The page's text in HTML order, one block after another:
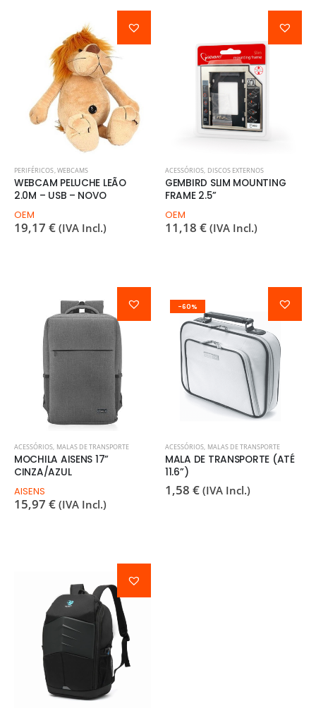
PERIFÉRICOS,WEBCAMS
WEBCAM PELUCHE LEÃO
2.0M – USB – NOVO
OEM
19,17 € (IVA Incl.)
ACESSÓRIOS, DISCOS EXTERNOS
GEMBIRD SLIM MOUNTING
FRAME 2.5”
OEM
11,18 € (IVA Incl.)
ACESSÓRIOS, MALAS DE TRANSPORTE
MOCHILA AISENS 17”
CINZA/AZUL
AISENS
15,97 € (IVA Incl.)
-60%
ACESSÓRIOS, MALAS DE TRANSPORTE
MALA DE TRANSPORTE (ATÉ
11.6”)
1,58 € (IVA Incl.)